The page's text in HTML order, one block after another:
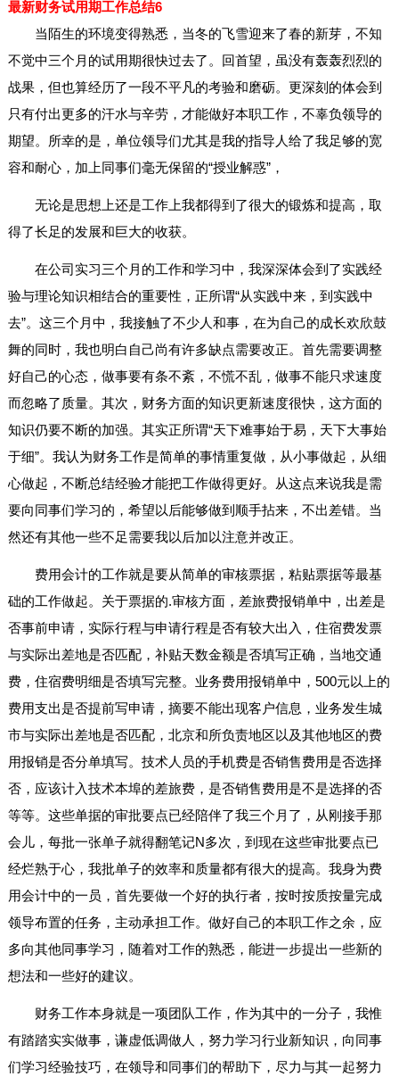
最新财务试用期工作总结6
当陌生的环境变得熟悉，当冬的飞雪迎来了春的新芽，不知
不觉中三个月的试用期很快过去了。回首望，虽没有轰轰烈烈的
战果，但也算经历了一段不平凡的考验和磨砺。更深刻的体会到
只有付出更多的汗水与辛劳，才能做好本职工作，不辜负领导的
期望。所幸的是，单位领导们尤其是我的指导人给了我足够的宽
容和耐心，加上同事们毫无保留的“授业解惑”，
无论是思想上还是工作上我都得到了很大的锻炼和提高，取
得了长足的发展和巨大的收获。
在公司实习三个月的工作和学习中，我深深体会到了实践经
验与理论知识相结合的重要性，正所谓“从实践中来，到实践中
去”。这三个月中，我接触了不少人和事，在为自己的成长欢欣鼓
舞的同时，我也明白自己尚有许多缺点需要改正。首先需要调整
好自己的心态，做事要有条不紊，不慌不乱，做事不能只求速度
而忽略了质量。其次，财务方面的知识更新速度很快，这方面的
知识仍要不断的加强。其实正所谓“天下难事始于易，天下大事始
于细”。我认为财务工作是简单的事情重复做，从小事做起，从细
心做起，不断总结经验才能把工作做得更好。从这点来说我是需
要向同事们学习的，希望以后能够做到顺手拈来，不出差错。当
然还有其他一些不足需要我以后加以注意并改正。
费用会计的工作就是要从简单的审核票据，粘贴票据等最基
础的工作做起。关于票据的.审核方面，差旅费报销单中，出差是
否事前申请，实际行程与申请行程是否有较大出入，住宿费发票
与实际出差地是否匹配，补贴天数金额是否填写正确，当地交通
费，住宿费明细是否填写完整。业务费用报销单中，500元以上的
费用支出是否提前写申请，摘要不能出现客户信息，业务发生城
市与实际出差地是否匹配，北京和所负责地区以及其他地区的费
用报销是否分单填写。技术人员的手机费是否销售费用是否选择
否，应该计入技术本埠的差旅费，是否销售费用是不是选择的否
等等。这些单据的审批要点已经陪伴了我三个月了，从刚接手那
会儿，每批一张单子就得翻笔记N多次，到现在这些审批要点已
经烂熟于心，我批单子的效率和质量都有很大的提高。我身为费
用会计中的一员，首先要做一个好的执行者，按时按质按量完成
领导布置的任务，主动承担工作。做好自己的本职工作之余，应
多向其他同事学习，随着对工作的熟悉，能进一步提出一些新的
想法和一些好的建议。
财务工作本身就是一项团队工作，作为其中的一分子，我惟
有踏踏实实做事，谦虚低调做人，努力学习行业新知识，向同事
们学习经验技巧，在领导和同事们的帮助下，尽力与其一起努力